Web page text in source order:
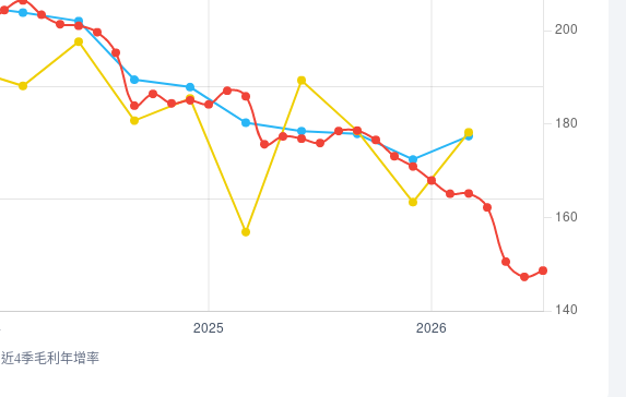
近4季毛利年增率